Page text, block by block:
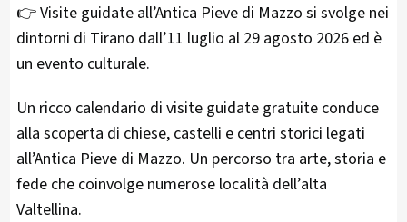
👉 Visite guidate all’Antica Pieve di Mazzo si svolge nei
dintorni di Tirano dall’11 luglio al 29 agosto 2026 ed è
un evento culturale.
Un ricco calendario di visite guidate gratuite conduce
alla scoperta di chiese, castelli e centri storici legati
all’Antica Pieve di Mazzo. Un percorso tra arte, storia e
fede che coinvolge numerose località dell’alta
Valtellina.